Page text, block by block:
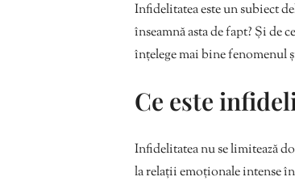
Infidelitatea este un subiect
înseamnă asta de fapt? Și de
înțelege mai bine fenomenul
Ce este
Infidelitatea nu se limitează
la relații emoționale intense